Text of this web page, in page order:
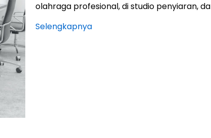
olahraga profesional, di studio penyiaran,
Selengkapnya